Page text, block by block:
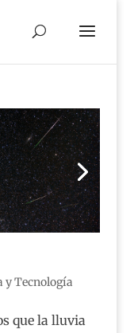
y Tecnología
que la lluvia